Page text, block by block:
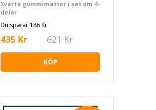
Svarta gummimattor i set om 4-
delar
Du sparar 186 Kr
435 Kr 621 Kr
KÖP